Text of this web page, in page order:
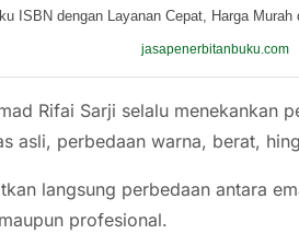
ISBN dengan Layanan Cepat, Harga
jasapenerbitanbuku.com
Rifai Sarji selalu menekankan
asli, perbedaan warna, berat,
langsung perbedaan antara
profesional.